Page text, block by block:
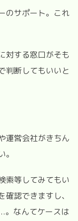
のサポート。これ
対する窓口がそも
判断してもいいと
運営会社がきちん
索等してみてもい
認できますし、
。なんてケースは